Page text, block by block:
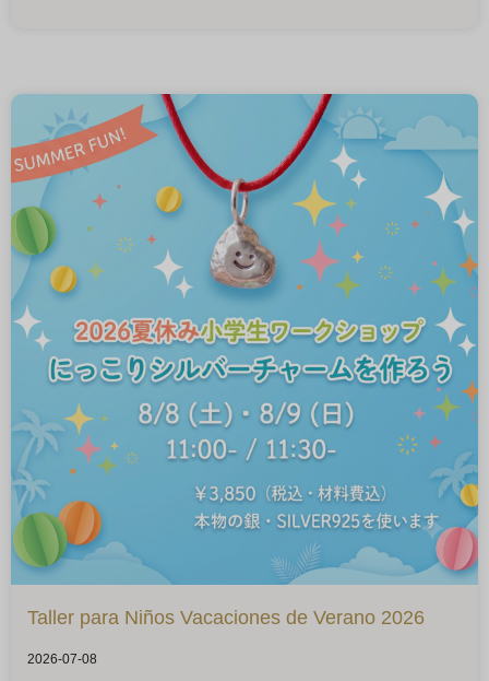
Taller para Niños Vacaciones de Verano 2026
2026-07-08